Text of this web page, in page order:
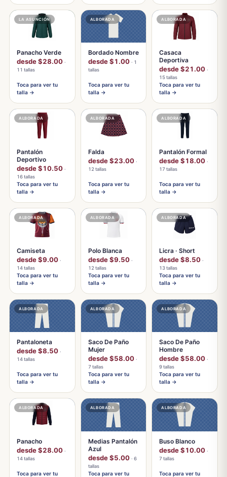
LA ASUNCIÓN
Panacho Verde
desde $28.00 ·
11 tallas
Toca para ver tu
talla →
ALBORADA
Bordado Nombre
desde $1.00 · 1
tallas
Toca para ver tu
talla →
ALBORADA
Casaca
Deportiva
desde $21.00 ·
15 tallas
Toca para ver tu
talla →
ALBORADA
Pantalón
Deportivo
desde $10.50 ·
16 tallas
Toca para ver tu
talla →
ALBORADA
Falda
desde $23.00 ·
12 tallas
Toca para ver tu
talla →
ALBORADA
Pantalón Formal
desde $18.00 ·
17 tallas
Toca para ver tu
talla →
ALBORADA
Camiseta
desde $9.00 ·
14 tallas
Toca para ver tu
talla →
ALBORADA
Polo Blanca
desde $9.50 ·
12 tallas
Toca para ver tu
talla →
ALBORADA
Licra · Short
desde $8.50 ·
13 tallas
Toca para ver tu
talla →
ALBORADA
Pantaloneta
desde $8.50 ·
14 tallas
Toca para ver tu
talla →
ALBORADA
Saco De Paño
Mujer
desde $58.00 ·
7 tallas
Toca para ver tu
talla →
ALBORADA
Saco De Paño
Hombre
desde $58.00 ·
9 tallas
Toca para ver tu
talla →
ALBORADA
Panacho
desde $28.00 ·
14 tallas
Toca para ver tu
ALBORADA
Medias Pantalón
Azul
desde $5.00 · 6
tallas
Toca para ver tu
ALBORADA
Buso Blanco
desde $10.00 ·
7 tallas
Toca para ver tu